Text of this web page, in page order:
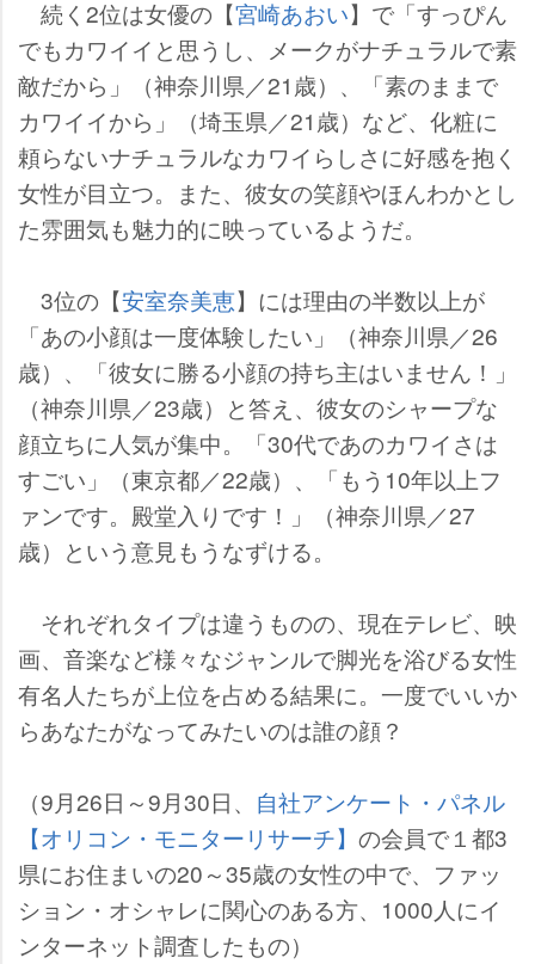
続く2位は女優の【宮崎あおい】で「すっぴん
でもカワイイと思うし、メークがナチュラルで素
敵だから」（神奈川県／21歳）、「素のままで
カワイイから」（埼玉県／21歳）など、化粧に
頼らないナチュラルなカワイらしさに好感を抱く
女性が目立つ。また、彼女の笑顔やほんわかとし
た雰囲気も魅力的に映っているようだ。
3位の【安室奈美恵】には理由の半数以上が
「あの小顔は一度体験したい」（神奈川県／26
歳）、「彼女に勝る小顔の持ち主はいません！」
（神奈川県／23歳）と答え、彼女のシャープな
顔立ちに人気が集中。「30代であのカワイさは
すごい」（東京都／22歳）、「もう10年以上フ
ァンです。殿堂入りです！」（神奈川県／27
歳）という意見もうなずける。
それぞれタイプは違うものの、現在テレビ、映
画、音楽など様々なジャンルで脚光を浴びる女性
有名人たちが上位を占める結果に。一度でいいか
らあなたがなってみたいのは誰の顔？
（9月26日～9月30日、 自社アンケート・パネル
【オリコン・モニターリサーチ】 の会員で１都3
県にお住まいの20～35歳の女性の中で、ファッ
ション・オシャレに関心のある方、1000人にイ
ンターネット調査したもの）